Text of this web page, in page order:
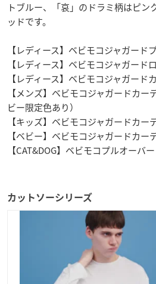
トブルー、「哀」のドラミ柄はピン
ッドです。
【レディース】ベビモコジャガード
【レディース】ベビモコジャガード
【レディース】ベビモコジャガード
【メンズ】ベビモコジャガードカー
ビー限定色あり）
【キッズ】ベビモコジャガードカー
【ベビー】ベビモコジャガードカー
【CAT&DOG】ベビモコプルオーバ
カットソーシリーズ